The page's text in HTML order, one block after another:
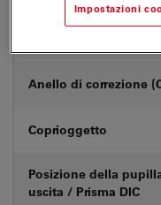
Anello di correzione
Coprioggetto
Posizione della
uscita / Prisma DIC
Impostazioni